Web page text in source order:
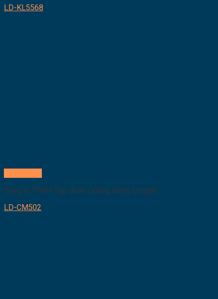
LD-KL5568
Công ty TNHH Tập đoàn Quảng Đông Longde
LD-CM502